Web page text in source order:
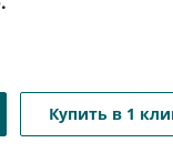
Купить в 1